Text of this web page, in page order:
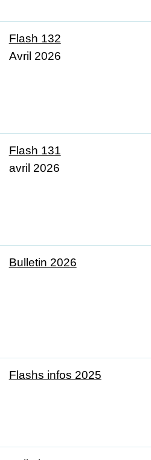
Flash 132
Avril 2026
Flash 131
avril 2026
Bulletin 2026
Flashs infos 2025